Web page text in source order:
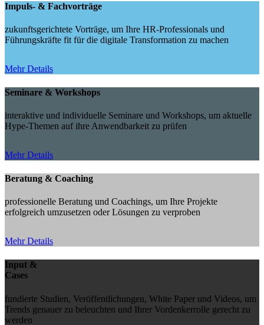
Impuls- & Fachvorträge
zukunftsgerichtete Vorträge, um Ihre HR-Professionals und
Führungskräfte fit für die digitale Transformation zu machen
Mehr Details
Seminare & Workshops
interaktive und individuelle Seminare und Workshops, um aktuelle
Hype-Themen auf ihre Anwendbarkeit zu prüfen
Mehr Details
Beratung & Coaching
professionelle Beratung und Coachings, um Ihre Projekte
erfolgreich umzusetzen oder Lösungen zu verproben
Mehr Details
Input &
Cases
fundierte Studien, Veröffentlichungen, White Paper und Videos, um
Trends genauer zu beleuchten und Ihrer Vordenkerrolle gerecht zu
werden